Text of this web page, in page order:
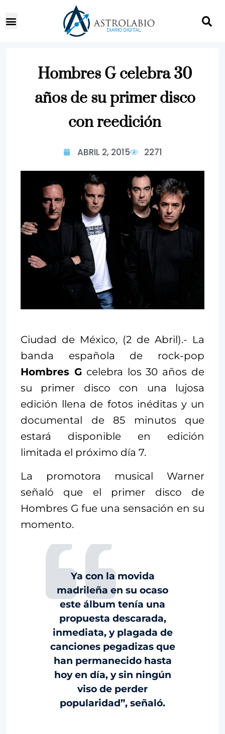
Hombres G celebra 30
años de su primer disco
con reedición
ABRIL 2, 2015 2271
Ciudad de México, (2 de Abril).- La
banda española de rock-pop
Hombres G celebra los 30 años de
su primer disco con una lujosa
edición llena de fotos inéditas y un
documental de 85 minutos que
estará disponible en edición
limitada el próximo día 7.
La promotora musical Warner
señaló que el primer disco de
Hombres G fue una sensación en su
momento.
Ya con la movida
madrileña en su ocaso
este álbum tenía una
propuesta descarada,
inmediata, y plagada de
canciones pegadizas que
han permanecido hasta
hoy en día, y sin ningún
viso de perder
popularidad”, señaló.